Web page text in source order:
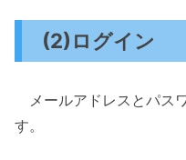
(2)ログイン
メールアドレスとパス
す。